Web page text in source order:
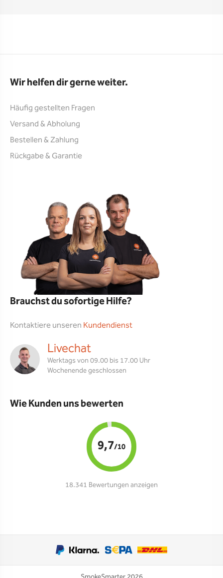
Wir helfen dir gerne weiter.
Häufig gestellten Fragen
Versand & Abholung
Bestellen & Zahlung
Rückgabe & Garantie
Brauchst du sofortige Hilfe?
Kontaktiere unseren Kundendienst
Livechat
Werktags von 09.00 bis 17.00 Uhr
Wochenende geschlossen
Wie Kunden uns bewerten
9,7/10
18.341 Bewertungen anzeigen